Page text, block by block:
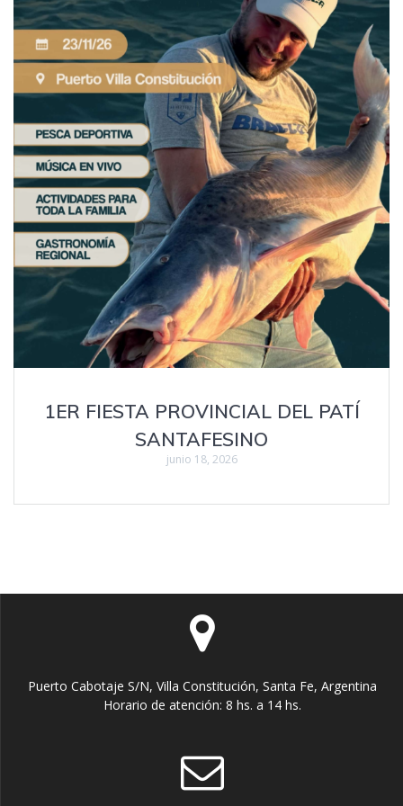
1ER FIESTA PROVINCIAL DEL PATÍ
SANTAFESINO
junio 18, 2026
Puerto Cabotaje S/N, Villa Constitución, Santa Fe, Argentina
Horario de atención: 8 hs. a 14 hs.